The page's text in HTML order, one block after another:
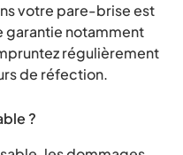
votre pare-brise est
garantie notamment
régulièrement
de réfection.
?